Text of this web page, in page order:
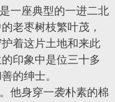
一座典型的一进二北
老枣树枝繁叶茂，
着这片土地和来此
印象中是位三十多
的绅士。
他身穿一袭朴素的棉